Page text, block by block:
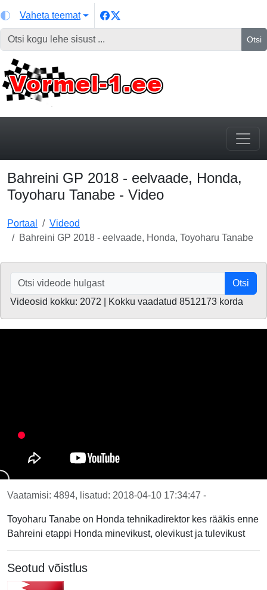
Vaheta teemat
Otsi
Bahreini GP 2018 - eelvaade, Honda,
Toyoharu Tanabe - Video
Portaal
Videod
Bahreini GP 2018 - eelvaade, Honda, Toyoharu Tanabe
Otsi
Videosid kokku: 2072 | Kokku vaadatud 8512173 korda
Vaatamisi: 4894, lisatud: 2018-04-10 17:34:47 -
Toyoharu Tanabe on Honda tehnikadirektor kes rääkis enne
Bahreini etappi Honda minevikust, olevikust ja tulevikust
Seotud võistlus